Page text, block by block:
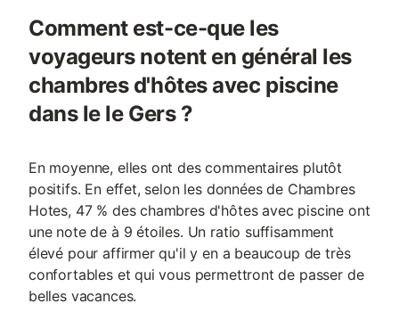
Comment est-ce-que les
voyageurs notent en général les
chambres d'hôtes avec piscine
dans le le Gers ?
En moyenne, elles ont des commentaires plutôt
positifs. En effet, selon les données de Chambres
Hotes, 47 % des chambres d'hôtes avec piscine ont
une note de à 9 étoiles. Un ratio suffisamment
élevé pour affirmer qu'il y en a beaucoup de très
confortables et qui vous permettront de passer de
belles vacances.